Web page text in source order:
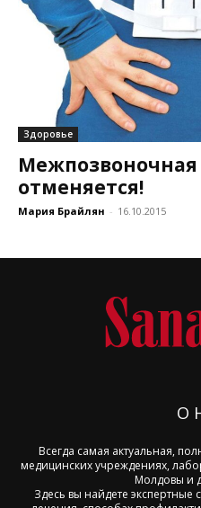
Здоровье
отменяется!
Мария Брайлян - 16.10.2015
О
Всегда самая актуальная,
медицинских учреждениях,
Молдовы и
Здесь вы найдете экспертные